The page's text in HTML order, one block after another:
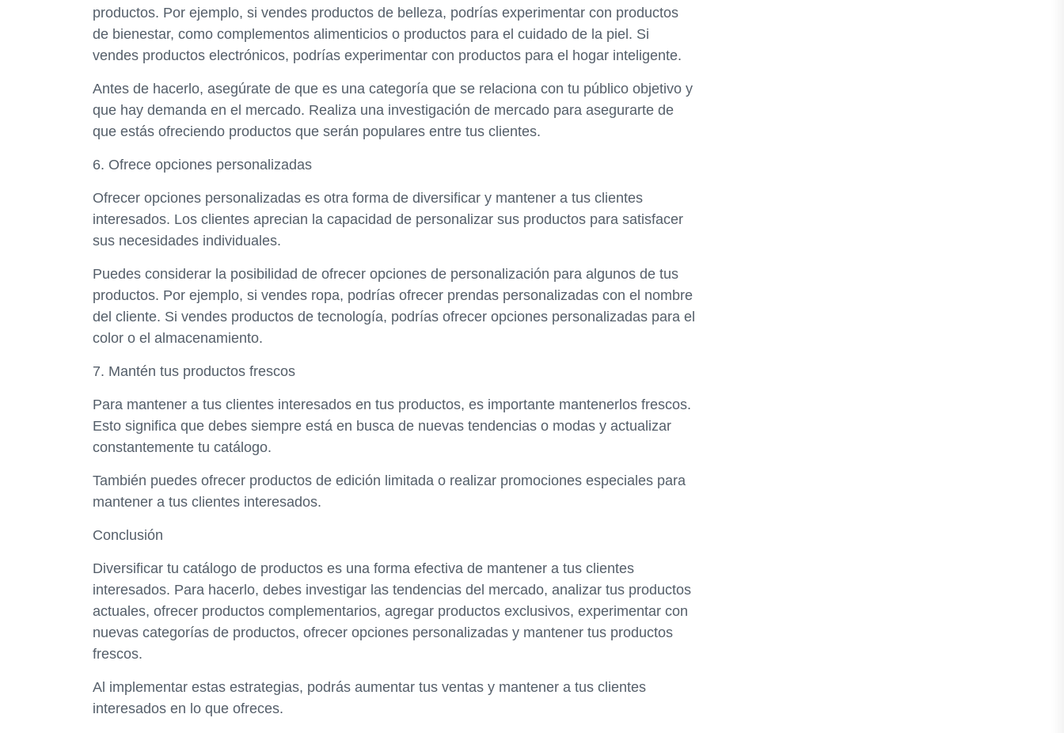
productos. Por ejemplo, si vendes productos de belleza, podrías experimentar con productos
de bienestar, como complementos alimenticios o productos para el cuidado de la piel. Si
vendes productos electrónicos, podrías experimentar con productos para el hogar inteligente.
Antes de hacerlo, asegúrate de que es una categoría que se relaciona con tu público objetivo y
que hay demanda en el mercado. Realiza una investigación de mercado para asegurarte de
que estás ofreciendo productos que serán populares entre tus clientes.
6. Ofrece opciones personalizadas
Ofrecer opciones personalizadas es otra forma de diversificar y mantener a tus clientes
interesados. Los clientes aprecian la capacidad de personalizar sus productos para satisfacer
sus necesidades individuales.
Puedes considerar la posibilidad de ofrecer opciones de personalización para algunos de tus
productos. Por ejemplo, si vendes ropa, podrías ofrecer prendas personalizadas con el nombre
del cliente. Si vendes productos de tecnología, podrías ofrecer opciones personalizadas para el
color o el almacenamiento.
7. Mantén tus productos frescos
Para mantener a tus clientes interesados en tus productos, es importante mantenerlos frescos.
Esto significa que debes siempre está en busca de nuevas tendencias o modas y actualizar
constantemente tu catálogo.
También puedes ofrecer productos de edición limitada o realizar promociones especiales para
mantener a tus clientes interesados.
Conclusión
Diversificar tu catálogo de productos es una forma efectiva de mantener a tus clientes
interesados. Para hacerlo, debes investigar las tendencias del mercado, analizar tus productos
actuales, ofrecer productos complementarios, agregar productos exclusivos, experimentar con
nuevas categorías de productos, ofrecer opciones personalizadas y mantener tus productos
frescos.
Al implementar estas estrategias, podrás aumentar tus ventas y mantener a tus clientes
interesados en lo que ofreces.